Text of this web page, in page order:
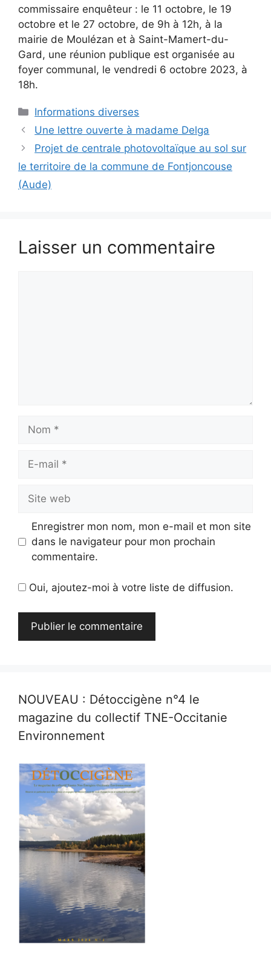
commissaire enquêteur : le 11 octobre, le 19
octobre et le 27 octobre, de 9h à 12h, à la
mairie de Moulézan et à Saint-Mamert-du-
Gard, une réunion publique est organisée au
foyer communal, le vendredi 6 octobre 2023, à
18h.
Catégories
Informations diverses
Une lettre ouverte à madame Delga
Projet de centrale photovoltaïque au sol sur
le territoire de la commune de Fontjoncouse
(Aude)
Laisser un commentaire
Nom
Site
web
Enregistrer mon nom, mon e-mail et mon site
dans le navigateur pour mon prochain
commentaire.
Oui, ajoutez-moi à votre liste de diffusion.
NOUVEAU : Détoccigène n°4 le
magazine du collectif TNE-Occitanie
Environnement